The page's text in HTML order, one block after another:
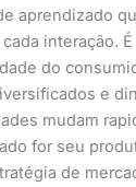
aprendizado
interação. É
do
e
mudam
for seu
de